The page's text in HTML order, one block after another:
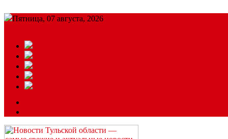
Пятница, 07 августа, 2026